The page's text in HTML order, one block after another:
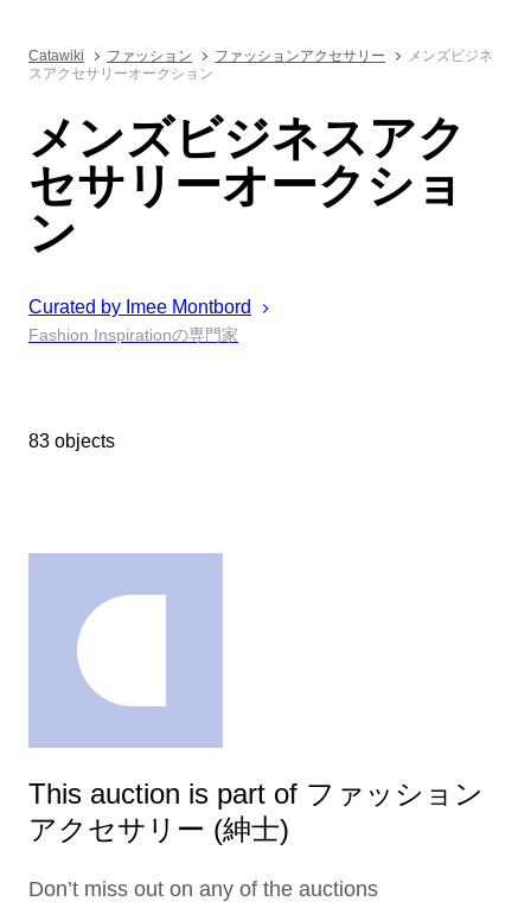
Catawiki ファッション ファッションアクセサリー
メンズビジネ
スアクセサリーオークション
メンズビジネスアク
セサリーオークショ
ン
Curated by Imee Montbord
Fashion Inspirationの専門家
83 objects
This auction is part of ファッション
アクセサリー (紳士)
Don’t miss out on any of the auctions